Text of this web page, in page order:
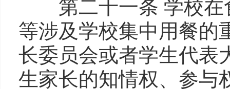
第二十一条 学校在
等涉及学校集中用餐的
长委员会或者学生代表
生家长的知情权、参与